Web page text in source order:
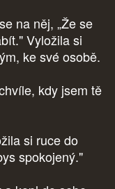
na něj, „Že se
Vyložila si
ke své osobě.
kdy jsem tě
si ruce do
spokojený."